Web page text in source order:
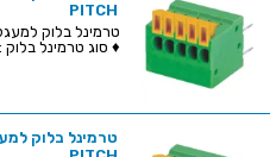
PITCH
♦ סוג טרמינל בלוק : VERTICAL SCREWLESS &d...